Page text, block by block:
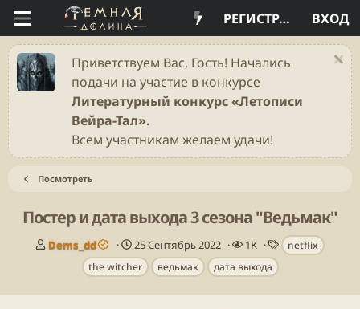
ВХОД
РЕГИСТРАЦИЯ
Приветствуем Вас, Гость! Начались
подачи на участие в конкурсе
Литературный конкурс «Летописи
Вейра-Тал».
Всем участникам желаем удачи!
Посмотреть
Постер и дата выхода 3 сезона "Ведьмак"
А
Dems_dd
Д
а
т
25 Сентябрь 2022
П
р
о
1К
Т
е
netflix
the witcher
ведьмак дата выхода